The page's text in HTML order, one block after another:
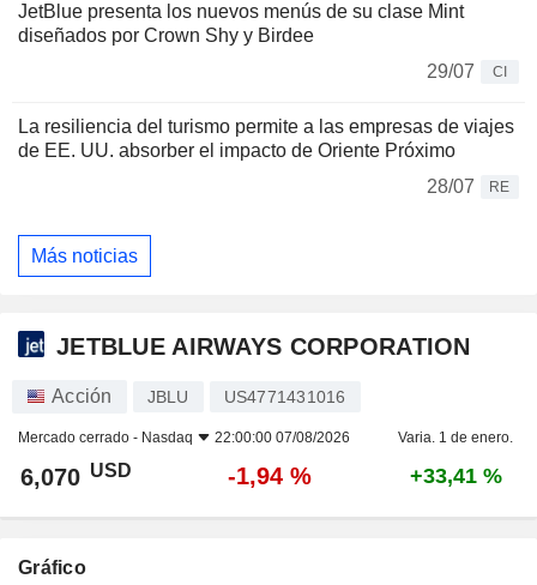
JetBlue presenta los nuevos menús de su clase Mint
diseñados por Crown Shy y Birdee
29/07
CI
La resiliencia del turismo permite a las empresas de viajes
de EE. UU. absorber el impacto de Oriente Próximo
28/07
RE
Más noticias
JETBLUE AIRWAYS CORPORATION
Acción JBLU US4771431016
Mercado cerrado - Nasdaq 22:00:00 07/08/2026 Varia. 1 de enero.
6,070 USD -1,94 % +33,41 %
Gráfico